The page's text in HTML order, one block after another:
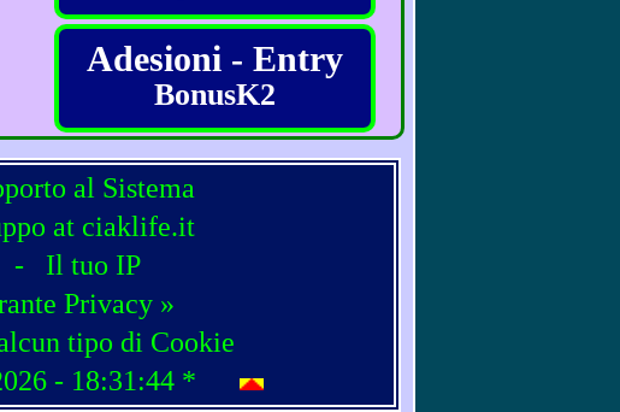
Adesioni - Entry
BonusK2
al Sistema
at ciaklife.it
- Il tuo IP
Privacy »
tipo di Cookie
- 18:31:44 *